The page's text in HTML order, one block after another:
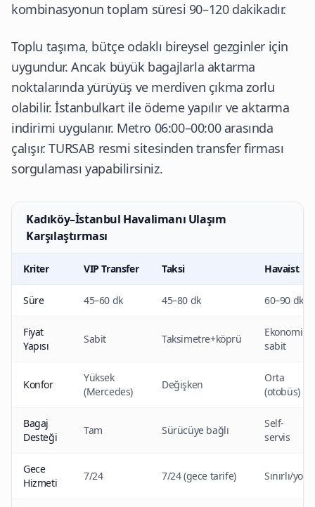
kombinasyonun toplam süresi 90–120 dakikadır.
Toplu taşıma, bütçe odaklı bireysel gezginler için
uygundur. Ancak büyük bagajlarla aktarma
noktalarında yürüyüş ve merdiven çıkma zorlu
olabilir. İstanbulkart ile ödeme yapılır ve aktarma
indirimi uygulanır. Metro 06:00–00:00 arasında
çalışır.TURSAB resmi sitesinden transfer firması
sorgulaması yapabilirsiniz.
Kadıköy–İstanbul Havalimanı Ulaşım
Karşılaştırması
Kriter VIP Transfer Taksi Havaist
Süre 45–60 dk 45–80 dk 60–90 dk
Fiyat
Yapısı
Sabit Taksimetre+köprü
Ekonomik
sabit
Konfor
Yüksek
(Mercedes)
Değişken
Orta
(otobüs)
Bagaj
Desteği
Tam Sürücüye bağlı
Self-
servis
Gece
Hizmeti
7/24 7/24 (gece tarife) Sınırlı/yok